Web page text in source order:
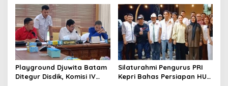
Bansos
Playground Djuwita Batam
Ditegur Disdik, Komisi IV
Silaturahmi Pengurus PRI
Kepri Bahas Persiapan HUT